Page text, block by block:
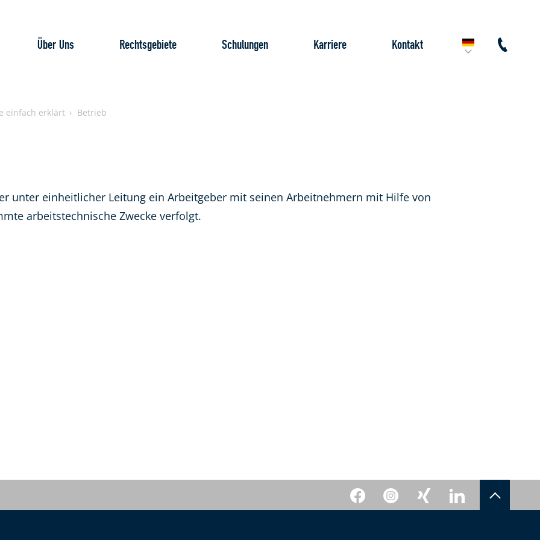
Über Uns Rechtsgebiete Schulungen Karriere Kontakt
einfach erklärt Betrieb
unter einheitlicher Leitung ein Arbeitgeber mit seinen Arbeitnehmern mit Hilfe von
arbeitstechnische Zwecke verfolgt.